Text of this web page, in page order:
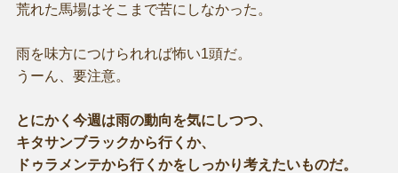
荒れた馬場はそこまで苦にしなかった。
雨を味方につけられれば怖い1頭だ。
うーん、要注意。
とにかく今週は雨の動向を気にしつつ、
キタサンブラックから行くか、
ドゥラメンテから行くかをしっかり考えたいものだ。